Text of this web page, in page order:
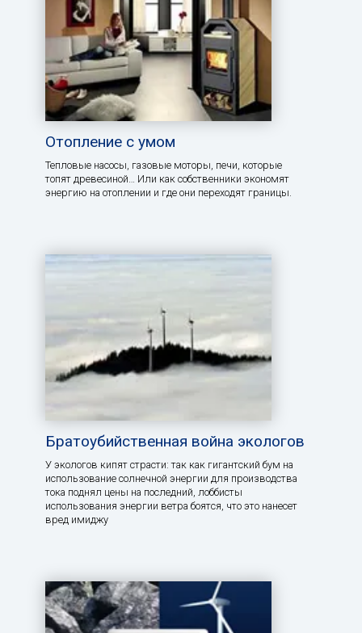
Отопление с умом
Тепловые насосы, газовые моторы, печи, которые
топят древесиной… Или как собственники экономят
энергию на отоплении и где они переходят границы.
Братоубийственная война экологов
У экологов кипят страсти: так как гигантский бум на
использование солнечной энергии для производства
тока поднял цены на последний, лоббисты
использования энергии ветра боятся, что это нанесет
вред имиджу